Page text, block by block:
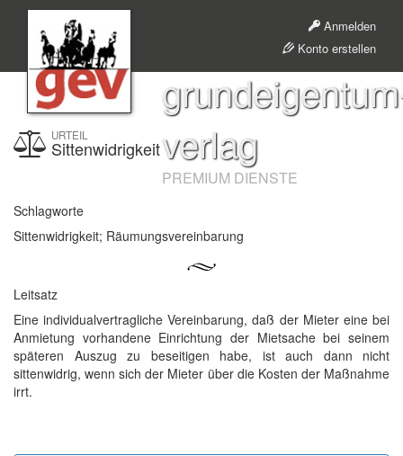
Anmelden
Konto erstellen
verlag
PREMIUM DIENSTE
URTEIL
Sittenwidrigkeit
Schlagworte
Sittenwidrigkeit; Räumungsvereinbarung
Leitsatz
Eine individualvertragliche Vereinbarung, daß der Mieter eine bei
Anmietung vorhandene Einrichtung der Mietsache bei seinem
späteren Auszug zu beseitigen habe, ist auch dann nicht
sittenwidrig, wenn sich der Mieter über die Kosten der Maßnahme
irrt.